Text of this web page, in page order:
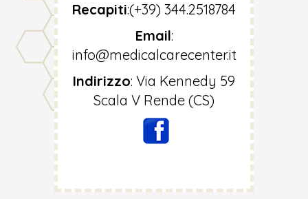
Recapiti:(+39) 344.2518784
Email:
info@medicalcarecenter.it
Indirizzo: Via Kennedy 59
Scala V Rende (CS)